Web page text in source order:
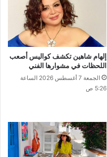
إلهام شاهين تكشف كواليس أصعب
اللحظات في مشوارها الفني
الجمعة 7 أغسطس 2026 الساعة
5:26 ص